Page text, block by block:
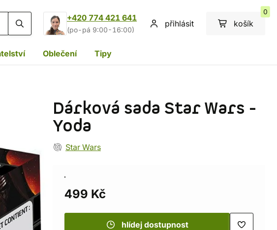
+420 774 421 641
(po-pá 9:00-16:00)
přihlásit košík
0
Oblečení Tipy
Dárková sada Star Wars -
Yoda
Star Wars
499 Kč
hlídej dostupnost